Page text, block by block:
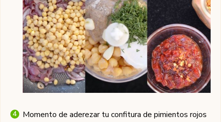
Momento de aderezar tu confitura de pimientos rojos